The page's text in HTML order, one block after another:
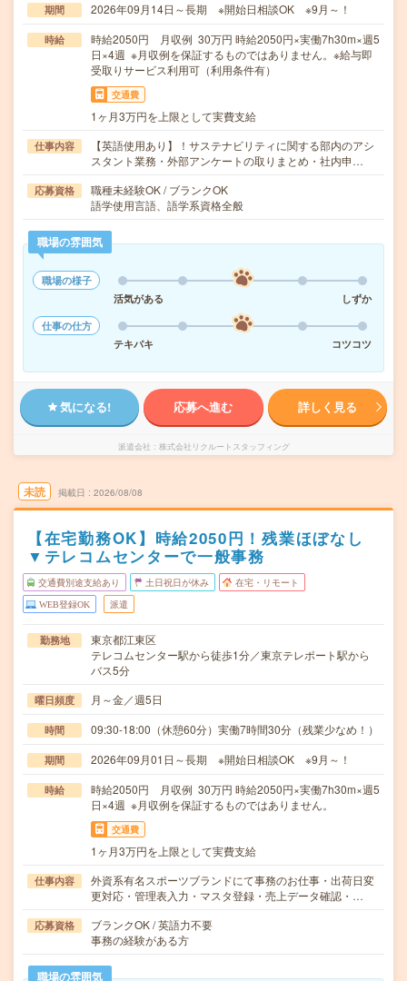
期間 2026年09月14日～長期 ※開始日相談OK ※9月～！
時給
時給2050円 月収例 30万円 時給2050円×実働7h30m×週5
日×4週 ※月収例を保証するものではありません。※給与即
受取りサービス利用可（利用条件有）
交通費
1ヶ月3万円を上限として実費支給
仕事内容
【英語使用あり】！サステナビリティに関する部内のアシ
スタント業務・外部アンケートの取りまとめ・社内申…
応募資格
職種未経験OK / ブランクOK
語学使用言語、語学系資格全般
職場の雰囲気
職場の様子
活気がある
しずか
仕事の仕方
テキパキ
コツコツ
気になる! 応募へ進む 詳しく見る
派遣会社 株式会社リクルートスタッフィング
未読 掲載日 2026/08/08
【在宅勤務OK】時給2050円！残業ほぼなし
▼テレコムセンターで一般事務
交通費別途支給あり 土日祝日が休み 在宅・リモート
WEB登録OK 派遣
勤務地
東京都江東区
テレコムセンター駅から徒歩1分／東京テレポート駅から
バス5分
曜日頻度 月～金／週5日
時間 09:30-18:00（休憩60分）実働7時間30分（残業少なめ！）
期間 2026年09月01日～長期 ※開始日相談OK ※9月～！
時給
時給2050円 月収例 30万円 時給2050円×実働7h30m×週5
日×4週 ※月収例を保証するものではありません。
交通費
1ヶ月3万円を上限として実費支給
仕事内容
外資系有名スポーツブランドにて事務のお仕事・出荷日変
更対応・管理表入力・マスタ登録・売上データ確認・…
応募資格
ブランクOK / 英語力不要
事務の経験がある方
職場の雰囲気